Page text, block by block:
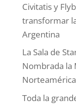
Civitatis y
transformar
Argentina
La Sala de
Nombrada la
Norteamérica
Toda la